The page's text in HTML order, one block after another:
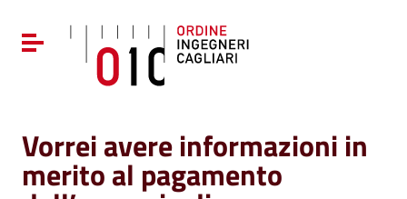
Vai al menu di navigazione
Vai al footer
Attiva / disattiva la navigazione
Vorrei avere informazioni in
merito al pagamento